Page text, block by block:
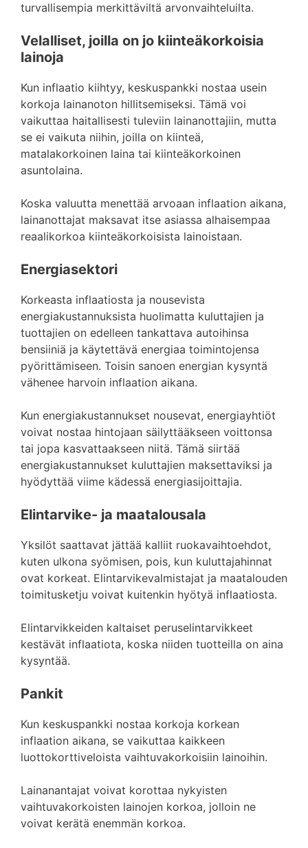
turvallisempia merkittäviltä arvonvaihteluilta.
Velalliset, joilla on jo kiinteäkorkoisia
lainoja
Kun inflaatio kiihtyy, keskuspankki nostaa usein
korkoja lainanoton hillitsemiseksi. Tämä voi
vaikuttaa haitallisesti tuleviin lainanottajiin, mutta
se ei vaikuta niihin, joilla on kiinteä,
matalakorkoinen laina tai kiinteäkorkoinen
asuntolaina.
Koska valuutta menettää arvoaan inflaation aikana,
lainanottajat maksavat itse asiassa alhaisempaa
reaalikorkoa kiinteäkorkoisista lainoistaan.
Energiasektori
Korkeasta inflaatiosta ja nousevista
energiakustannuksista huolimatta kuluttajien ja
tuottajien on edelleen tankattava autoihinsa
bensiiniä ja käytettävä energiaa toimintojensa
pyörittämiseen. Toisin sanoen energian kysyntä
vähenee harvoin inflaation aikana.
Kun energiakustannukset nousevat, energiayhtiöt
voivat nostaa hintojaan säilyttääkseen voittonsa
tai jopa kasvattaakseen niitä. Tämä siirtää
energiakustannukset kuluttajien maksettaviksi ja
hyödyttää viime kädessä energiasijoittajia.
Elintarvike- ja maatalousala
Yksilöt saattavat jättää kalliit ruokavaihtoehdot,
kuten ulkona syömisen, pois, kun kuluttajahinnat
ovat korkeat. Elintarvikevalmistajat ja maatalouden
toimitusketju voivat kuitenkin hyötyä inflaatiosta.
Elintarvikkeiden kaltaiset peruselintarvikkeet
kestävät inflaatiota, koska niiden tuotteilla on aina
kysyntää.
Pankit
Kun keskuspankki nostaa korkoja korkean
inflaation aikana, se vaikuttaa kaikkeen
luottokorttiveloista vaihtuvakorkoisiin lainoihin.
Lainanantajat voivat korottaa nykyisten
vaihtuvakorkoisten lainojen korkoa, jolloin ne
voivat kerätä enemmän korkoa.